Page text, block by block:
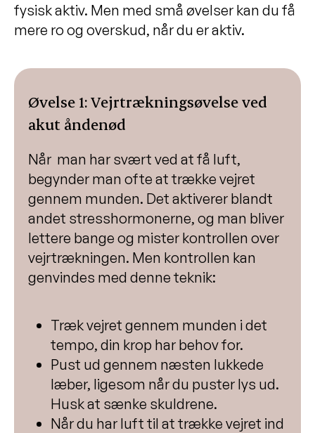
fysisk aktiv. Men med små øvelser kan du få
mere ro og overskud, når du er aktiv.
Øvelse 1: Vejrtrækningsøvelse ved
akut åndenød
Når man har svært ved at få luft,
begynder man ofte at trække vejret
gennem munden. Det aktiverer blandt
andet stresshormonerne, og man bliver
lettere bange og mister kontrollen over
vejrtrækningen. Men kontrollen kan
genvindes med denne teknik:
Træk vejret gennem munden i det
tempo, din krop har behov for.
Pust ud gennem næsten lukkede
læber, ligesom når du puster lys ud.
Husk at sænke skuldrene.
Når du har luft til at trække vejret ind